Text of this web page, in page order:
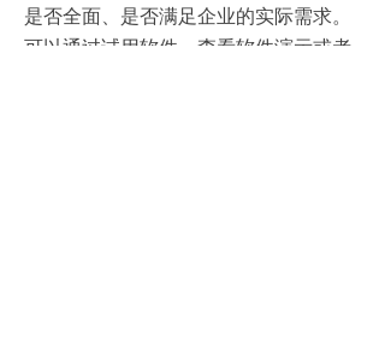
是否全面、是否满足企业的实际需求。
可以通过试用软件、查看软件演示或者